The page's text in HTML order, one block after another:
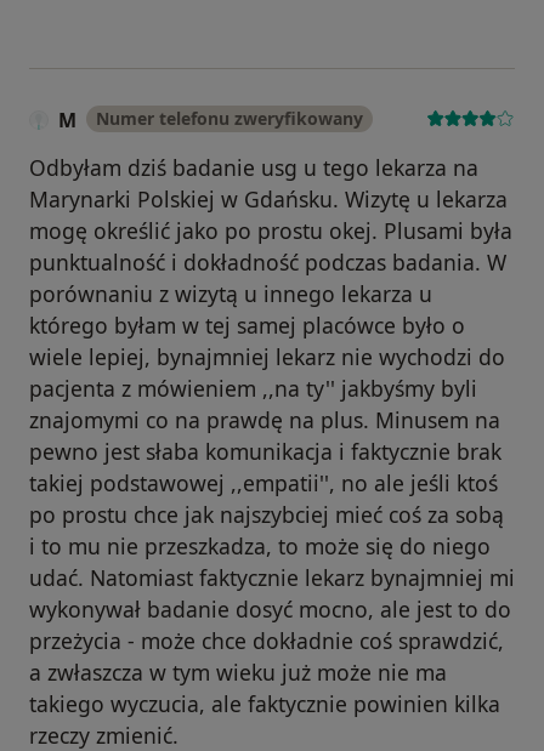
M Numer telefonu zweryfikowany
Odbyłam dziś badanie usg u tego lekarza na
Marynarki Polskiej w Gdańsku. Wizytę u lekarza
mogę określić jako po prostu okej. Plusami była
punktualność i dokładność podczas badania. W
porównaniu z wizytą u innego lekarza u
którego byłam w tej samej placówce było o
wiele lepiej, bynajmniej lekarz nie wychodzi do
pacjenta z mówieniem ,,na ty'' jakbyśmy byli
znajomymi co na prawdę na plus. Minusem na
pewno jest słaba komunikacja i faktycznie brak
takiej podstawowej ,,empatii'', no ale jeśli ktoś
po prostu chce jak najszybciej mieć coś za sobą
i to mu nie przeszkadza, to może się do niego
udać. Natomiast faktycznie lekarz bynajmniej mi
wykonywał badanie dosyć mocno, ale jest to do
przeżycia - może chce dokładnie coś sprawdzić,
a zwłaszcza w tym wieku już może nie ma
takiego wyczucia, ale faktycznie powinien kilka
rzeczy zmienić.